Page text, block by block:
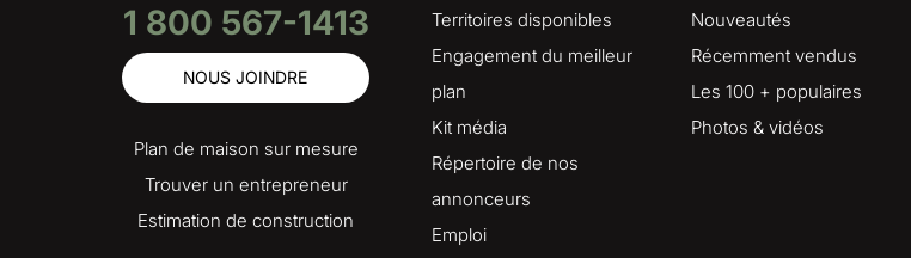
1 800 567-1413
NOUS JOINDRE
Plan de maison sur mesure
Trouver un entrepreneur
Estimation de construction
Territoires disponibles
Engagement du meilleur
plan
Kit média
Répertoire de nos
annonceurs
Emploi
Nouveautés
Récemment vendus
Les 100 + populaires
Photos & vidéos